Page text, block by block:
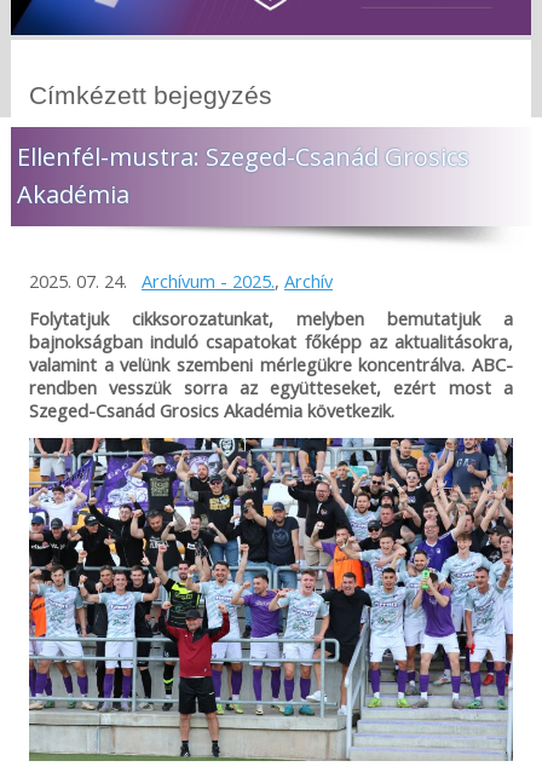
Címkézett bejegyzés
Ellenfél-mustra: Szeged-Csanád Grosics
Akadémia
2025. 07. 24. Archívum - 2025., Archív
Folytatjuk cikksorozatunkat, melyben bemutatjuk a
bajnokságban induló csapatokat főképp az aktualitásokra,
valamint a velünk szembeni mérlegükre koncentrálva. ABC-
rendben vesszük sorra az együtteseket, ezért most a
Szeged-Csanád Grosics Akadémia következik.